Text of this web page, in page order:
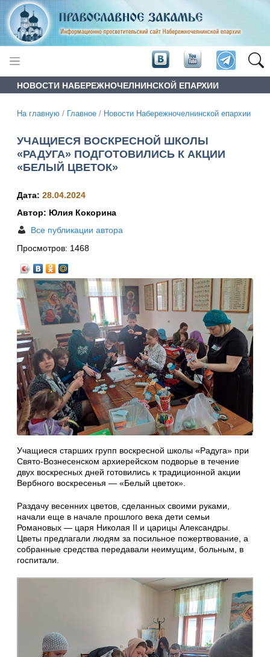
НОВОСТИ НАБЕРЕЖНОЧЕЛНИНСКОЙ ЕПАРХИИ
На главную / Главное / Новости Набережночелнинской епархии
УЧАЩИЕСЯ ВОСКРЕСНОЙ ШКОЛЫ
«РАДУГА» ПОДГОТОВИЛИСЬ К АКЦИИ
«БЕЛЫЙ ЦВЕТОК»
Дата: 28.04.2024
Автор: Юлия Кокорина
Все публикации автора
Просмотров: 1468
Учащиеся старших групп воскресной школы «Радуга» при
Свято-Вознесенском архиерейском подворье в течение
двух воскресных дней готовились к традиционной акции
Вербного воскресенья — «Белый цветок».
Раздачу весенних цветов, сделанных своими руками,
начали еще в начале прошлого века дети семьи
Романовых — царя Николая II и царицы Александры.
Цветы предлагали людям за посильное пожертвование, а
собранные средства передавали неимущим, больным, в
госпитали.